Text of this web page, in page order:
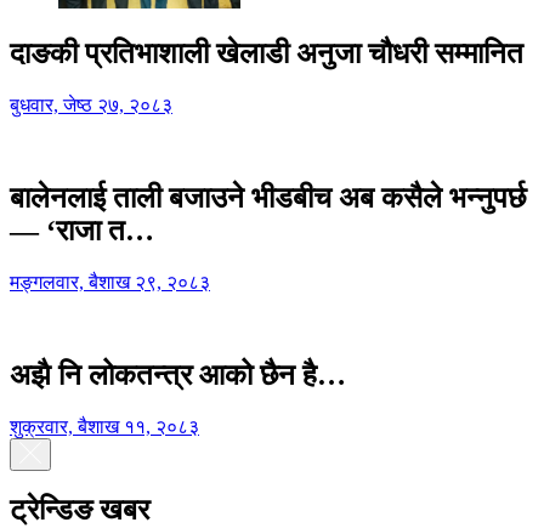
दाङकी प्रतिभाशाली खेलाडी अनुजा चौधरी सम्मानित
बुधवार, जेष्ठ २७, २०८३
बालेनलाई ताली बजाउने भीडबीच अब कसैले भन्नुपर्छ
— ‘राजा त…
मङ्गलवार, बैशाख २९, २०८३
अझै नि लोकतन्त्र आको छैन है…
शुक्रवार, बैशाख ११, २०८३
ट्रेन्डिङ खबर